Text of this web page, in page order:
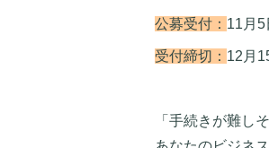
公募受付： 11月5
受付締切： 12月
「手続きが難し